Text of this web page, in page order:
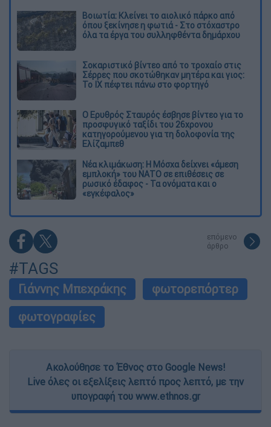
Βοιωτία: Κλείνει το αιολικό πάρκο από
όπου ξεκίνησε η φωτιά - Στο στόχαστρο
όλα τα έργα του συλληφθέντα δημάρχου
Σοκαριστικό βίντεο από το τροχαίο στις
Σέρρες που σκοτώθηκαν μητέρα και γιος:
Το ΙΧ πέφτει πάνω στο φορτηγό
Ο Ερυθρός Σταυρός έσβησε βίντεο για το
προσφυγικό ταξίδι του 26χρονου
κατηγορούμενου για τη δολοφονία της
Ελίζαμπεθ
Νέα κλιμάκωση: Η Μόσχα δείχνει «άμεση
εμπλοκή» του ΝΑΤΟ σε επιθέσεις σε
ρωσικό έδαφος - Τα ονόματα και ο
«εγκέφαλος»
επόμενο
άρθρο
#TAGS
Γιάννης Μπεχράκης
φωτορεπόρτερ
φωτογραφίες
Ακολούθησε το Έθνος στο Google News!
Live όλες οι εξελίξεις λεπτό προς λεπτό, με την
υπογραφή του www.ethnos.gr